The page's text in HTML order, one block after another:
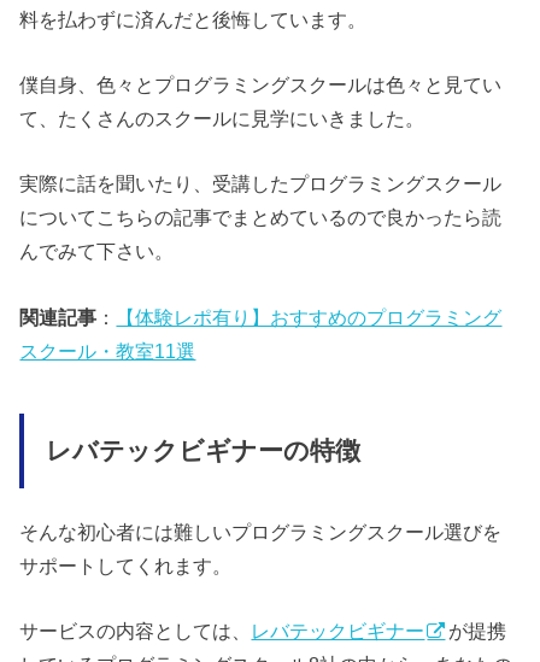
料を払わずに済んだと後悔しています。
僕自身、色々とプログラミングスクールは色々と見てい
て、たくさんのスクールに見学にいきました。
実際に話を聞いたり、受講したプログラミングスクール
についてこちらの記事でまとめているので良かったら読
んでみて下さい。
関連記事 ：
【体験レポ有り】おすすめのプログラミング
スクール・教室11選
レバテックビギナーの特徴
そんな初心者には難しいプログラミングスクール選びを
サポートしてくれます。
サービスの内容としては、 レバテックビギナー
が提携